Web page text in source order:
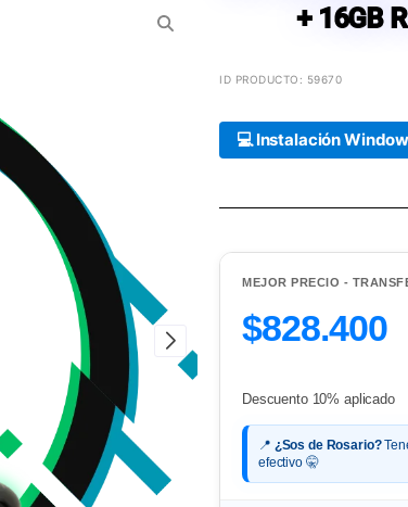
+ 16GB
ID PRODUCTO: 59670
💻 Instalación
MEJOR PRECIO -
$828.400
Descuento 10% aplicado
📍 ¿Sos de Rosario?
efectivo 🤫